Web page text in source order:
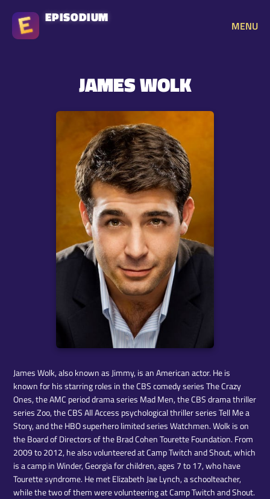
EPISODIUM
MENU
JAMES WOLK
James Wolk, also known as Jimmy, is an American actor. He is
known for his starring roles in the CBS comedy series The Crazy
Ones, the AMC period drama series Mad Men, the CBS drama thriller
series Zoo, the CBS All Access psychological thriller series Tell Me a
Story, and the HBO superhero limited series Watchmen. Wolk is on
the Board of Directors of the Brad Cohen Tourette Foundation. From
2009 to 2012, he also volunteered at Camp Twitch and Shout, which
is a camp in Winder, Georgia for children, ages 7 to 17, who have
Tourette syndrome. He met Elizabeth Jae Lynch, a schoolteacher,
while the two of them were volunteering at Camp Twitch and Shout.